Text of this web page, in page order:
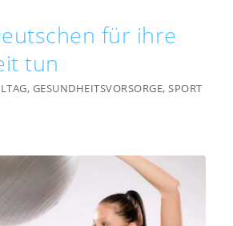
für ihre
tun
, GESUNDHEITSVORSORGE,SPORT